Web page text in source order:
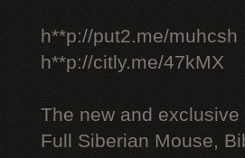
h**p://put2.me/muhcsh
h**p://citly.me/47kMX
The new and
Full Siberian Mouse,